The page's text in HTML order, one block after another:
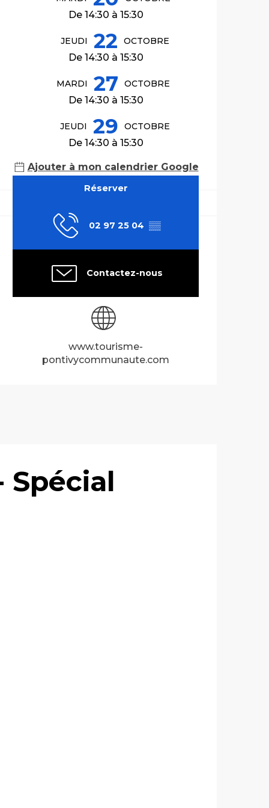
De 14:30 à 15:30
JEUDI 22 OCTOBRE
De 14:30 à 15:30
MARDI 27 OCTOBRE
De 14:30 à 15:30
JEUDI 29 OCTOBRE
De 14:30 à 15:30
Ajouter à mon calendrier Google
Réserver
02 97 25 04 ▒▒
Contactez-nous
www.tourisme-
pontivycommunaute.com